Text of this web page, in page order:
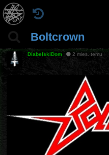
Boltcrown
DiabelskiDom 2 mies. temu